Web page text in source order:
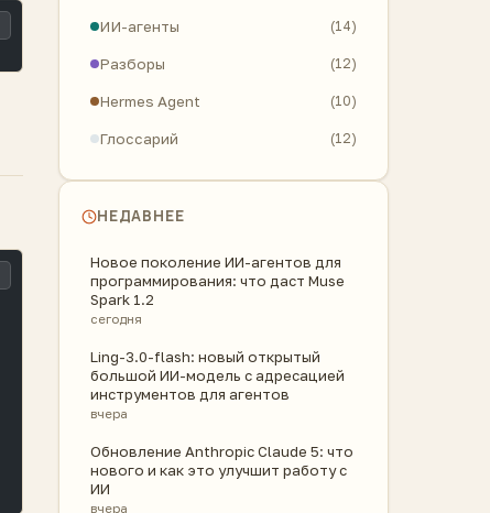
ИИ-агенты (14)
Разборы (12)
Hermes Agent (10)
Глоссарий (12)
НЕДАВНЕЕ
Новое поколение ИИ-агентов для
программирования: что даст Muse
Spark 1.2
сегодня
Ling-3.0-flash: новый открытый
большой ИИ-модель с адресацией
инструментов для агентов
вчера
Обновление Anthropic Claude 5: что
нового и как это улучшит работу с
ИИ
вчера